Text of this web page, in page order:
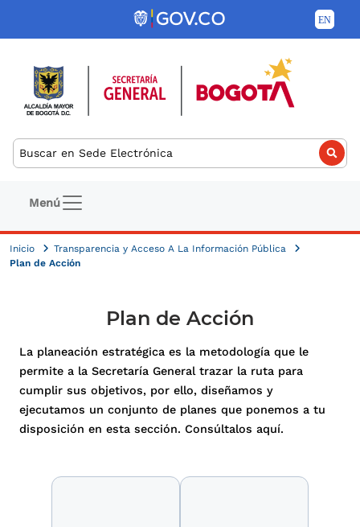
Pasar al contenido principal
Buscar
Navegación principal
Menú
Inicio
Transparencia y Acceso A La Información Pública
Plan de Acción
Plan de Acción
La planeación estratégica es la metodología que le
permite a la Secretaría General trazar la ruta para
cumplir sus objetivos, por ello, diseñamos y
ejecutamos un conjunto de planes que ponemos a tu
disposición en esta sección. Consúltalos aquí.